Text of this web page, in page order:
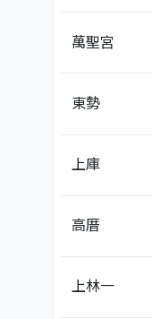
萬聖宮
東勢
上庫
高厝
上林一